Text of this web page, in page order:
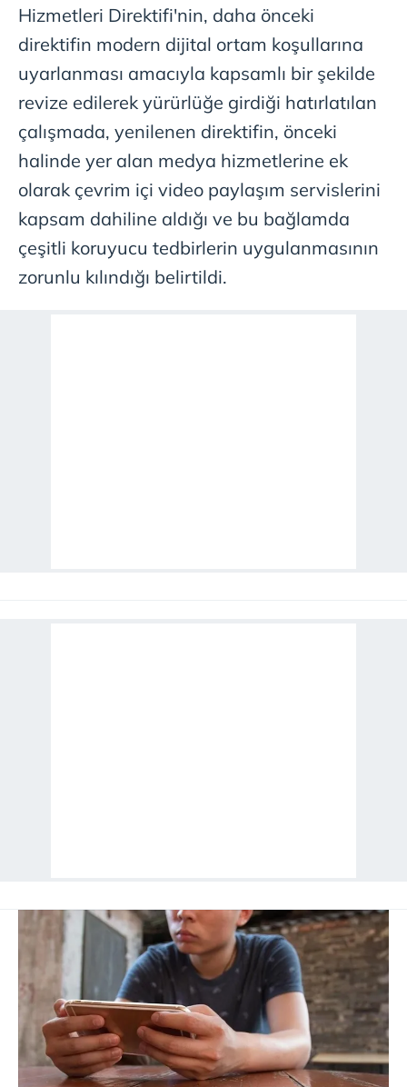
Hizmetleri Direktifi'nin, daha önceki
direktifin modern dijital ortam koşullarına
uyarlanması amacıyla kapsamlı bir şekilde
revize edilerek yürürlüğe girdiği hatırlatılan
çalışmada, yenilenen direktifin, önceki
halinde yer alan medya hizmetlerine ek
olarak çevrim içi video paylaşım servislerini
kapsam dahiline aldığı ve bu bağlamda
çeşitli koruyucu tedbirlerin uygulanmasının
zorunlu kılındığı belirtildi.